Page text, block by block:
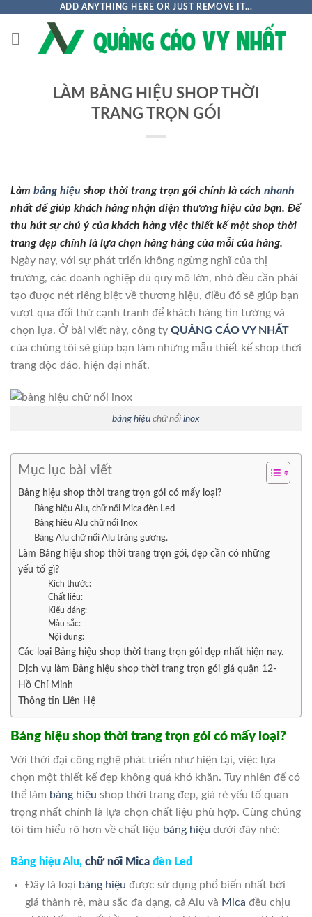
nội
ADD ANYTHING HERE OR JUST REMOVE IT...
LÀM BẢNG HIỆU SHOP THỜI
TRANG TRỌN GÓI
Làm bảng hiệu shop thời trang trọn gói chính là cách nhanh
nhất để giúp khách hàng nhận diện thương hiệu của bạn. Để
thu hút sự chú ý của khách hàng việc thiết kế một shop thời
trang đẹp chính là lựa chọn hàng hàng của mỗi của hàng.
Ngày nay, với sự phát triển không ngừng nghĩ của thị
trường, các doanh nghiệp dù quy mô lớn, nhỏ đều cần phải
tạo được nét riêng biệt về thương hiệu, điều đó sẽ giúp bạn
vượt qua đối thử cạnh tranh để khách hàng tin tưởng và
chọn lựa. Ở bài viết này, công ty QUẢNG CÁO VY NHẤT
của chúng tôi sẽ giúp bạn làm những mẫu thiết kế shop thời
trang độc đáo, hiện đại nhất.
bảng hiệu chữ nổi inox
Mục lục bài viết
Bảng hiệu shop thời trang trọn gói có mấy loại?
Bảng hiệu Alu, chữ nổi Mica đèn Led
Bảng hiệu Alu chữ nổi Inox
Bảng Alu chữ nổi Alu tráng gương.
Làm Bảng hiệu shop thời trang trọn gói, đẹp cần có những
yếu tố gì?
Kích thước:
Chất liệu:
Kiểu dáng:
Màu sắc:
Nội dung:
Các loại Bảng hiệu shop thời trang trọn gói đẹp nhất hiện nay.
Dịch vụ làm Bảng hiệu shop thời trang trọn gói giá quận 12-
Hồ Chí Minh
Thông tin Liên Hệ
Bảng hiệu shop thời trang trọn gói có mấy loại?
Với thời đại công nghệ phát triển như hiện tại, việc lựa
chọn một thiết kế đẹp không quá khó khăn. Tuy nhiên để có
thể làm bảng hiệu shop thời trang đẹp, giá rẻ yếu tố quan
trọng nhất chính là lựa chọn chất liệu phù hợp. Cùng chúng
tôi tìm hiểu rõ hơn về chất liệu bảng hiệu dưới đây nhé:
Bảng hiệu Alu, chữ nổi Mica đèn Led
Đây là loại bảng hiệu được sử dụng phổ biến nhất bởi
giá thành rẻ, màu sắc đa dạng, cả Alu và Mica đều chịu